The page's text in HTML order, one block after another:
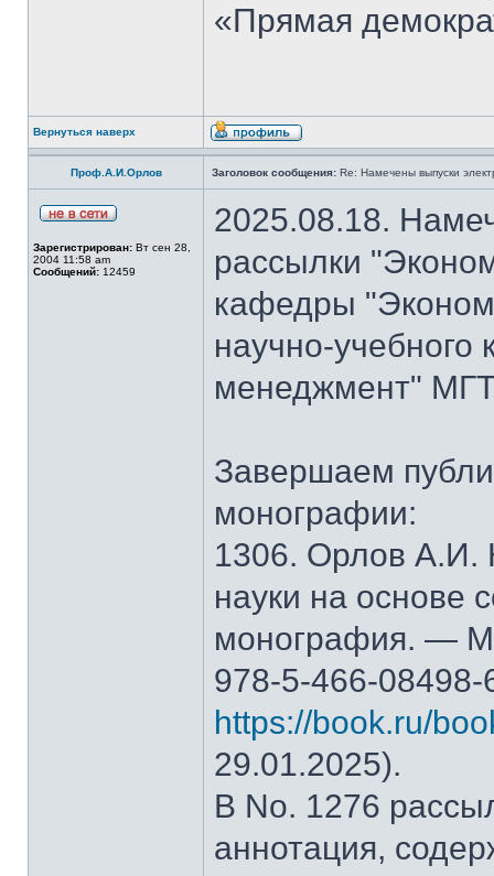
«Прямая
Вернуться наверх
Проф.А.И.Орлов Заголовок сообщения: Re: Намечены выпуски
Зарегистрирован: Вт сен 28,
2004 11:58 am
Сообщений: 12459
2025.08.18.
рассылки
кафедры
научно-
менеджмент"
Завершаем
монографии:
1306. Орлов А.И.
науки на основе
монография. —
978-5-466-
https://book.ru/
29.01.2025).
В No. 1276
аннотация,